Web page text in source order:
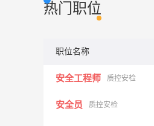
热门职位
职位名称
安全工程师 质控安检
安全员 质控安检